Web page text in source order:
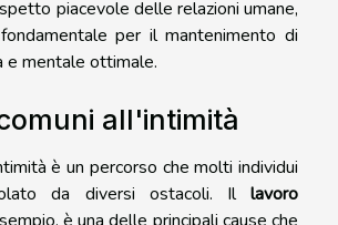
piacevole delle relazioni umane,
per il mantenimento di
e mentale ottimale.
all'intimità
è un percorso che molti individui
da diversi ostacoli. Il lavoro